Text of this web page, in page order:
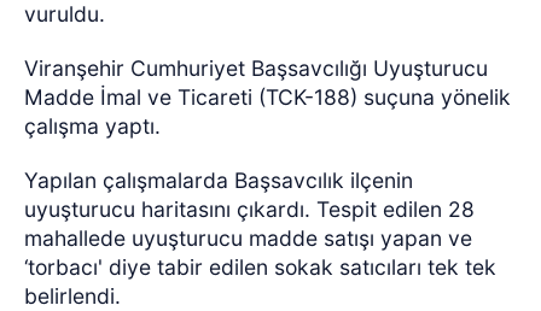
vuruldu.
Viranşehir Cumhuriyet Başsavcılığı Uyuşturucu
Madde İmal ve Ticareti (TCK-188) suçuna yönelik
çalışma yaptı.
Yapılan çalışmalarda Başsavcılık ilçenin
uyuşturucu haritasını çıkardı. Tespit edilen 28
mahallede uyuşturucu madde satışı yapan ve
‘torbacı' diye tabir edilen sokak satıcıları tek tek
belirlendi.